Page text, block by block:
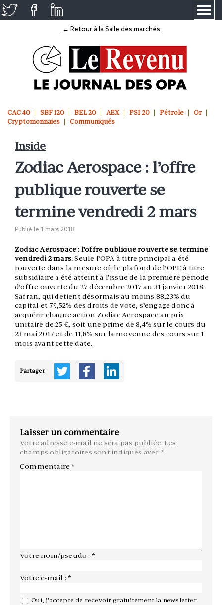
← Retour à la Salle des marchés
CAC 40 SBF 120 BEL 20 AEX PSI 20 Pétrole
Or
Cryptomonnaies
Communiqués
Inside
Zodiac Aerospace : l’offre
publique rouverte se
termine vendredi 2 mars
Publié le 1 mars 2018
Zodiac Aerospace : l’offre publique rouverte se termine
vendredi 2 mars.Seule l’OPA à titre principal a été
rouverte dans la mesure où le plafond de l’OPE à titre
subsidiaire a été atteint à l’issue de la première période
d’offre ouverte du 27 décembre 2017 au 31 janvier 2018.
Safran, qui détient désormais au moins 88,23% du
capital et 79,52% des droits de vote, s’engage donc à
acquérir chaque action Zodiac Aerospace au prix
unitaire de 25 €, soit une prime de 8,4% sur le cours du
23 mai 2017 et de 11,8% sur la moyenne des cours sur 1
mois avant cette date.
Partager
Laisser un commentaire
Votre adresse e-mail ne sera pas publiée. Les
champs obligatoires sont indiqués avec *
Commentaire*
Votre nom/pseudo : *
Votre e-mail : *
Oui, j'accepte de recevoir gratuitement la newsletter